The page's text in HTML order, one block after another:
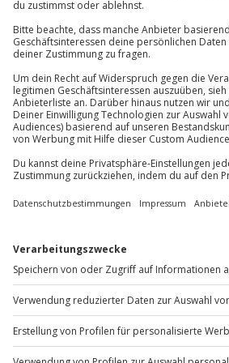
Jochen SchweizerGmbH
Mühldorfstraße 8
81671 München
Du erreichst uns telefonisch zu
außer an bundesweiten Feiertagen:
Du möchtest als Firma bestellen?
Sichere Dir attraktive
+49 89 / 60 60 89 700
Mo-Fr: 9-17 Uhr
b2b@jochen-schweizer.de